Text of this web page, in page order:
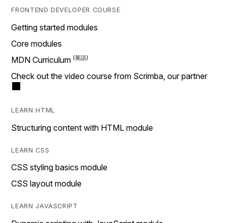
FRONTEND DEVELOPER COURSE
Getting started modules
Core modules
MDN Curriculum
Check out the video course from Scrimba, our partner
LEARN HTML
Structuring content with HTML module
LEARN CSS
CSS styling basics module
CSS layout module
LEARN JAVASCRIPT